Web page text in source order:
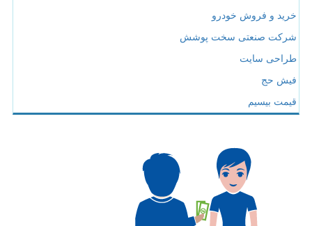
خرید و فروش خودرو
شرکت صنعتی سخت پوشش
طراحی سایت
فیش حج
قیمت بیسیم